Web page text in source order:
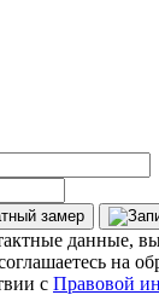
данные,
на
с Правовой